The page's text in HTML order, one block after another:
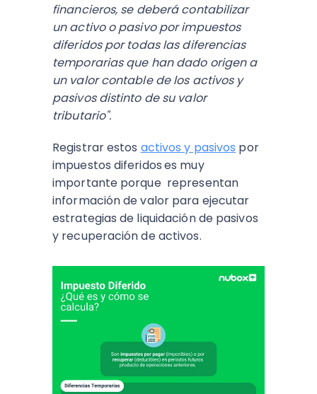
financieros, se deberá contabilizar
un activo o pasivo por impuestos
diferidos por todas las diferencias
temporarias que han dado origen a
un valor contable de los activos y
pasivos distinto de su valor
tributario".
Registrar estos activos y pasivos por
impuestos diferidoses muy
importante porque representan
información de valor para ejecutar
estrategias de liquidación de pasivos
y recuperación de activos.